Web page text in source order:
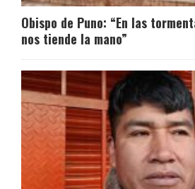
Obispo de Puno: “En las
nos tiende la mano”